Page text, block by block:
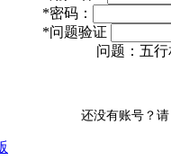
*密码：
*问题验证
问题：五行相
还没有账号？请